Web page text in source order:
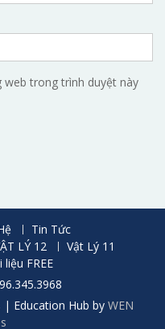
trong trình duyệt này
Tin Tức
LÝ 12
Vật Lý 11
liệu FREE
| Education Hub by WEN